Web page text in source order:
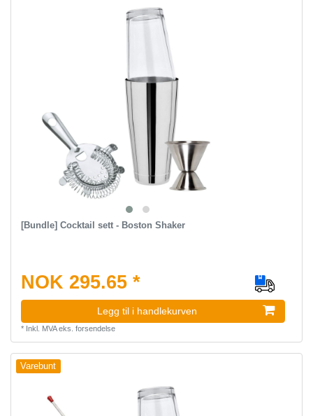
[Bundle] Cocktail sett - Boston Shaker
NOK 295.65 *
Legg til i handlekurven
* Inkl. MVAeks. forsendelse
Varebunt